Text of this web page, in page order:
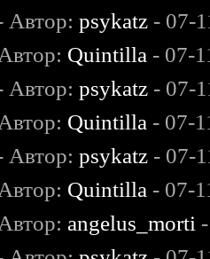
Автор:psykatz - 07-
Quintilla - 07-
Автор:psykatz - 07-
Quintilla - 07-
Автор:psykatz - 07-
Quintilla - 07-
angelus_morti